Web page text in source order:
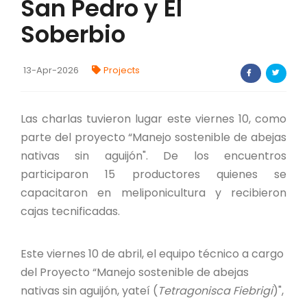
INVENTARIO DE LA BIODIVERSIDAD MISIONERA
AUTORIZACIONES
PROGRAMAS Y PROYECTOS
MONUMENTOS NATURALES
San Pedro y El
Soberbio
13-Apr-2026 Projects
Las charlas tuvieron lugar este viernes 10, como
parte del proyecto “Manejo sostenible de abejas
nativas sin aguijón". De los encuentros
participaron 15 productores quienes se
capacitaron en meliponicultura y recibieron
cajas tecnificadas.
Este viernes 10 de abril, el equipo técnico a cargo
del Proyecto “Manejo sostenible de abejas
nativas sin aguijón, yateí (Tetragonisca Fiebrigi)",